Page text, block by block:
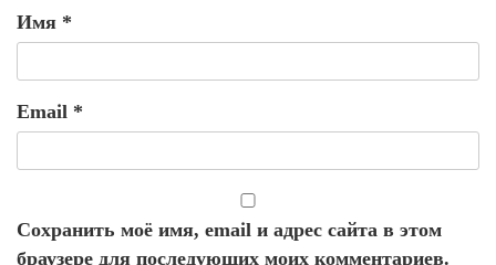
Имя *
Email *
Сохранить моё имя, email и адрес сайта в этом
браузере для последующих моих комментариев.